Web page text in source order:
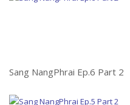
Sang NangPhrai Ep.6 Part 2